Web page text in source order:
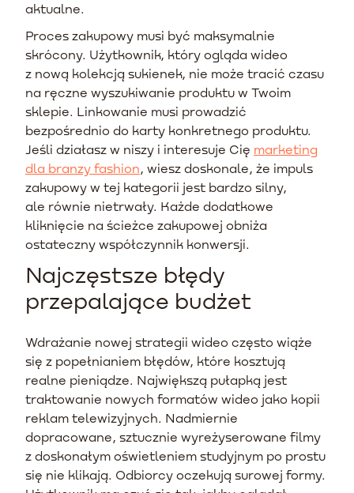
aktualne.
Proces zakupowy musi być maksymalnie
skrócony. Użytkownik, który ogląda wideo
z nową kolekcją sukienek, nie może tracić czasu
na ręczne wyszukiwanie produktu w Twoim
sklepie. Linkowanie musi prowadzić
bezpośrednio do karty konkretnego produktu.
Jeśli działasz w niszy i interesuje Cię marketing
dla branzy fashion, wiesz doskonale, że impuls
zakupowy w tej kategorii jest bardzo silny,
ale równie nietrwały. Każde dodatkowe
kliknięcie na ścieżce zakupowej obniża
ostateczny współczynnik konwersji.
Najczęstsze błędy
przepalające budżet
Wdrażanie nowej strategii wideo często wiąże
się z popełnianiem błędów, które kosztują
realne pieniądze. Największą pułapką jest
traktowanie nowych formatów wideo jako kopii
reklam telewizyjnych. Nadmiernie
dopracowane, sztucznie wyreżyserowane filmy
z doskonałym oświetleniem studyjnym po prostu
się nie klikają. Odbiorcy oczekują surowej formy.